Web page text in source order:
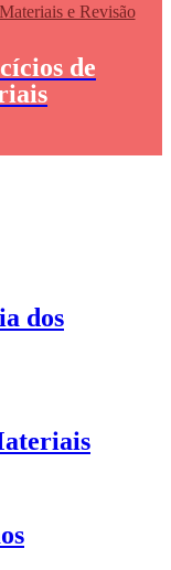
e Revisão
de
dos